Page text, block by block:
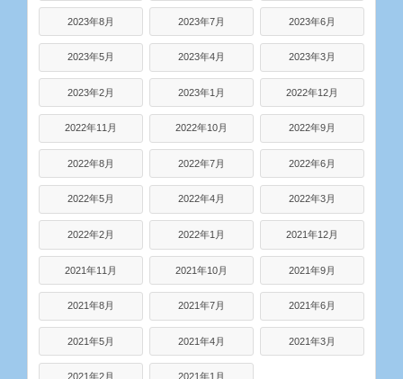
2023年8月 2023年7月 2023年6月
2023年5月 2023年4月 2023年3月
2023年2月 2023年1月 2022年12月
2022年11月 2022年10月 2022年9月
2022年8月 2022年7月 2022年6月
2022年5月 2022年4月 2022年3月
2022年2月 2022年1月 2021年12月
2021年11月 2021年10月 2021年9月
2021年8月 2021年7月 2021年6月
2021年5月 2021年4月 2021年3月
2021年2月 2021年1月